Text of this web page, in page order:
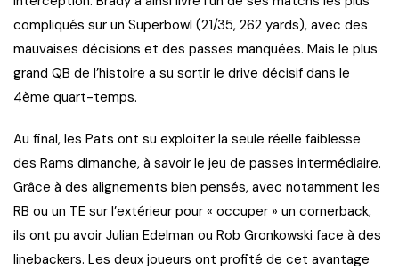
compliqués sur un Superbowl (21/35, 262 yards), avec des
mauvaises décisions et des passes manquées. Mais le plus
grand QB de l’histoire a su sortir le drive décisif dans le
4ème quart-temps.
Au final, les Pats ont su exploiter la seule réelle faiblesse
des Rams dimanche, à savoir le jeu de passes intermédiaire.
Grâce à des alignements bien pensés, avec notamment les
RB ou un TE sur l’extérieur pour « occuper » un cornerback,
ils ont pu avoir Julian Edelman ou Rob Gronkowski face à des
linebackers. Les deux joueurs ont profité de cet avantage